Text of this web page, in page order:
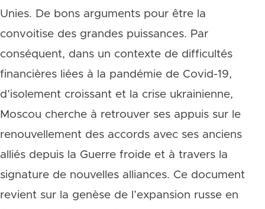
Unies. De bons arguments pour être la
convoitise des grandes puissances. Par
conséquent, dans un contexte de difficultés
financières liées à la pandémie de Covid-19,
d’isolement croissant et la crise ukrainienne,
Moscou cherche à retrouver ses appuis sur le
renouvellement des accords avec ses anciens
alliés depuis la Guerre froide et à travers la
signature de nouvelles alliances. Ce document
revient sur la genèse de l’expansion russe en